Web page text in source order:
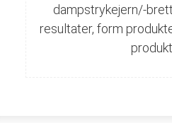
dampstrykejern/-
resultater, form